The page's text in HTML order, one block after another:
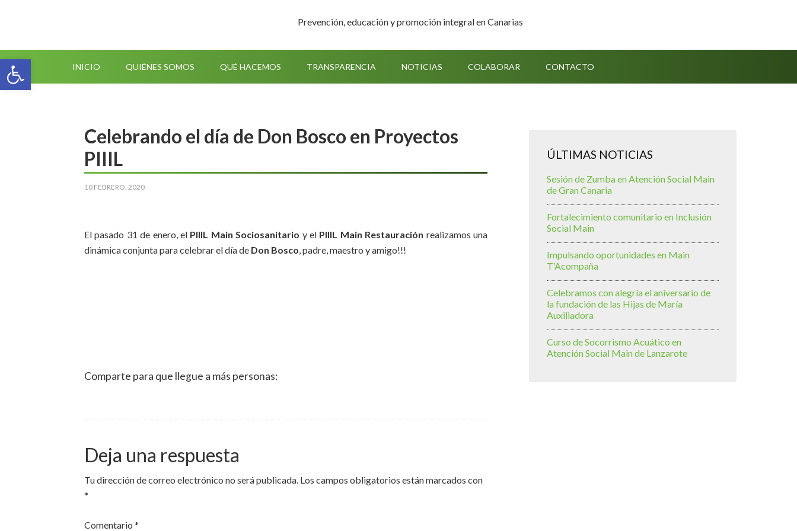
Abrir barra de herramientas
Prevención, educación y promoción integral en Canarias
INICIO QUIÉNES SOMOS QUÉ HACEMOS TRANSPARENCIA NOTICIAS COLABORAR CONTACTO
Celebrando el día de Don Bosco en Proyectos
PIIIL
10 FEBRERO, 2020
El pasado 31 de enero, el PIIIL Main Sociosanitario y el PIIIL Main Restauración realizamos una
dinámica conjunta para celebrar el día de Don Bosco, padre, maestro y amigo!!!
Comparte para que llegue a más personas:
Deja una respuesta
Tu dirección de correo electrónico no será publicada. Los campos obligatorios están marcados con
*
Comentario *
ÚLTIMAS NOTICIAS
Sesión de Zumba en Atención Social Main
de Gran Canaria
Fortalecimiento comunitario en Inclusión
Social Main
Impulsando oportunidades en Main
T’Acompaña
Celebramos con alegría el aniversario de
la fundación de las Hijas de María
Auxiliadora
Curso de Socorrismo Acuático en
Atención Social Main de Lanzarote